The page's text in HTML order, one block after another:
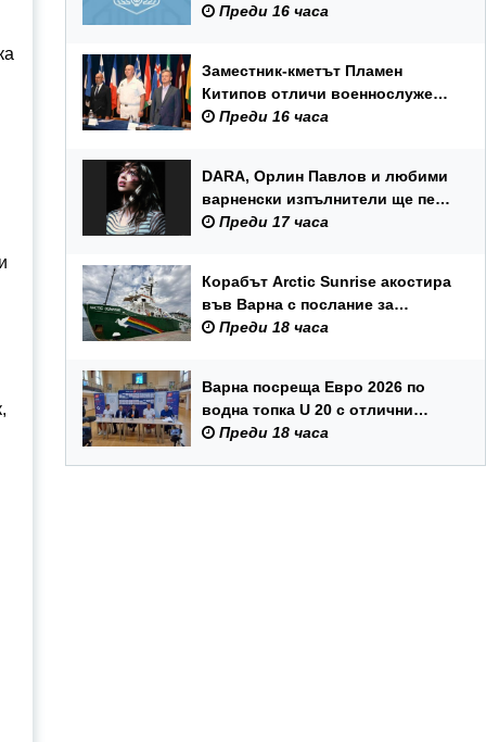
Преди 16 часа
Заместник-кметът Пламен
Китипов отличи военнослужещи
и цивилни служители по повод
Преди 16 часа
DARA, Орлин Павлов и любими
варненски изпълнители ще пеят
на празника на Варна
Преди 17 часа
Корабът Arctic Sunrise акостира
във Варна с послание за
опазването на Черно море
Преди 18 часа
Варна посреща Евро 2026 по
водна топка U 20 с отлични
условия на състезателните
Преди 18 часа